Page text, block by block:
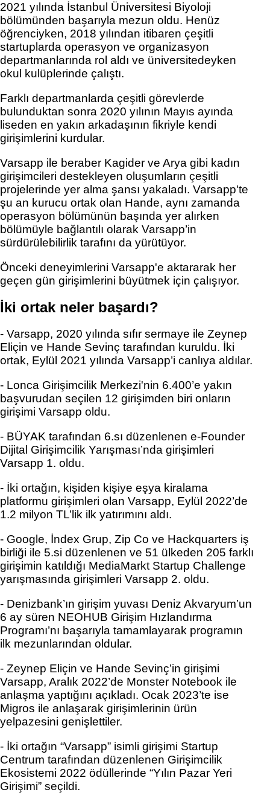
2021 yılında İstanbul Üniversitesi Biyoloji
bölümünden başarıyla mezun oldu. Henüz
öğrenciyken, 2018 yılından itibaren çeşitli
startuplarda operasyon ve organizasyon
departmanlarında rol aldı ve üniversitedeyken
okul kulüplerinde çalıştı.
Farklı departmanlarda çeşitli görevlerde
bulunduktan sonra 2020 yılının Mayıs ayında
liseden en yakın arkadaşının fikriyle kendi
girişimlerini kurdular.
Varsapp ile beraber Kagider ve Arya gibi kadın
girişimcileri destekleyen oluşumların çeşitli
projelerinde yer alma şansı yakaladı. Varsapp'te
şu an kurucu ortak olan Hande, aynı zamanda
operasyon bölümünün başında yer alırken
bölümüyle bağlantılı olarak Varsapp’in
sürdürülebilirlik tarafını da yürütüyor.
Önceki deneyimlerini Varsapp'e aktararak her
geçen gün girişimlerini büyütmek için çalışıyor.
İki ortak neler başardı?
- Varsapp, 2020 yılında sıfır sermaye ile Zeynep
Eliçin ve Hande Sevinç tarafından kuruldu. İki
ortak, Eylül 2021 yılında Varsapp’i canlıya aldılar.
- Lonca Girişimcilik Merkezi'nin 6.400’e yakın
başvurudan seçilen 12 girişimden biri onların
girişimi Varsapp oldu.
- BÜYAK tarafından
Dijital Girişimcilik Yarışması’nda girişimleri
Varsapp 1. oldu.
- İki ortağın, kişiden kişiye eşya kiralama
platformu girişimleri olan Varsapp, Eylül 2022’de
1.2 milyon TL’lik ilk yatırımını aldı.
- Google, İndex Grup, Zip Co ve Hackquarters iş
birliği ile 5.si düzenlenen ve 51 ülkeden 205 farklı
girişimin katıldığı MediaMarkt Startup Challenge
yarışmasında girişimleri Varsapp 2. oldu.
- Denizbank’ın girişim yuvası Deniz Akvaryum’un
6 ay süren NEOHUB Girişim Hızlandırma
Programı’nı başarıyla tamamlayarak programın
ilk mezunlarından oldular.
- Zeynep Eliçin ve Hande Sevinç’in girişimi
Varsapp, Aralık 2022’de Monster Notebook ile
anlaşma yaptığını açıkladı. Ocak 2023’te ise
Migros ile anlaşarak girişimlerinin ürün
yelpazesini genişlettiler.
- İki ortağın “Varsapp” isimli girişimi Startup
Centrum tarafından düzenlenen Girişimcilik
Ekosistemi 2022 ödüllerinde “Yılın Pazar Yeri
Girişimi” seçildi.